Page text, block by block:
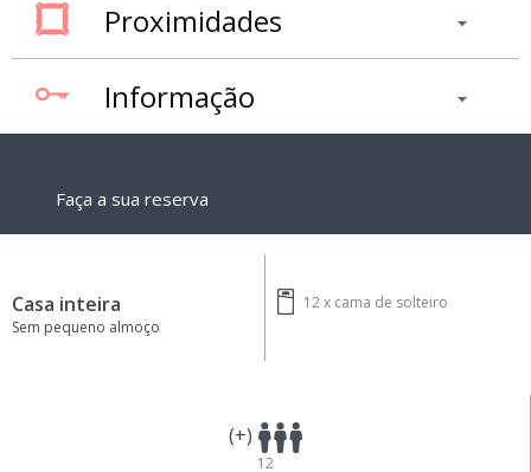
Proximidades
Informação
Faça a sua reserva
Casa inteira
Sem pequeno almoço
12 x cama de solteiro
(+)
12